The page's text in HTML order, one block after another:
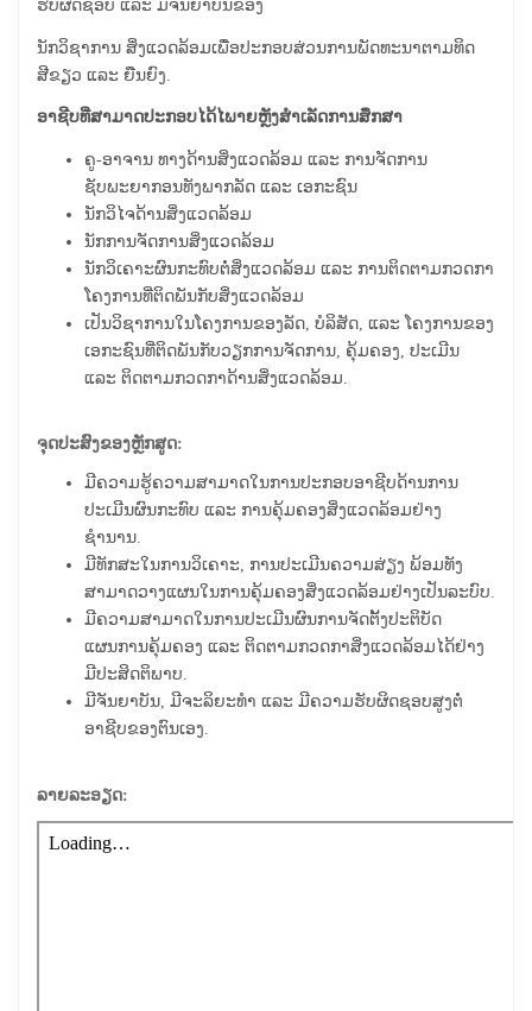
ຮັບຜິດຊອບ ແລະ ມີຈັນຍາບັນຂອງ
ນັກວິຊາການ ສິ່ງແວດລ້ອມເພື່ອປະກອບສ່ວນການພັດທະນາຕາມທິດ
ສີຂຽວ ແລະ ຍືນຍົງ.
ອາຊີບທີ່ສາມາດປະກອບໄດ້ໄພາຍຫຼັງສຳເລັດການສຶກສາ
ຄູ-ອາຈານ ທາງດ້ານສິ່ງແວດລ້ອມ ແລະ ການຈັດການ
ຊັບພະຍາກອນທັງພາກລັດ ແລະ ເອກະຊົນ
ນັກວິໄຈດ້ານສິ່ງແວດລ້ອມ
ນັກການຈັດການສິ່ງແວດລ້ອມ
ນັກວິເຄາະຜົນກະທົບຕໍ່ສິ່ງແວດລ້ອມ ແລະ ການຕິດຕາມກວດກາ
ໂຄງການທີ່ຕິດພັນກັບສິ່ງແວດລ້ອມ
ເປັນວິຊາການໃນໂຄງການຂອງລັດ, ບໍລິສັດ, ແລະ ໂຄງການຂອງ
ເອກະຊົນທີ່ຕິດພັນກັບວຽກການຈັດການ, ຄຸ້ມຄອງ, ປະເມີນ
ແລະ ຕິດຕາມກວດກາດ້ານສິ່ງແວດລ້ອມ.
ຈຸດປະສົງຂອງຫຼັກສູດ:
ມີຄວາມຮູ້ຄວາມສາມາດໃນການປະກອບອາຊີບດ້ານການ
ປະເມີນຜົນກະທົບ ແລະ ການຄຸ້ມຄອງສິ່ງແວດລ້ອມຢ່າງ
ຊຳນານ.
ມີທັກສະໃນການວິເຄາະ, ການປະເມີນຄວາມສ່ຽງ ພ້ອມທັງ
ສາມາດວາງແຜນໃນການຄຸ້ມຄອງສິ່ງແວດລ້ອມຢ່າງເປັນລະບົບ.
ມີຄວາມສາມາດໃນການປະເມີນຜົນການຈັດຕັ້ງປະຕິບັດ
ແຜນການຄຸ້ມຄອງ ແລະ ຕິດຕາມກວດກາສິ່ງແວດລ້ອມໄດ້ຢ່າງ
ມີປະສິດຕິພາບ.
ມີຈັນຍາບັນ, ມີຈະລິຍະທຳ ແລະ ມີຄວາມຮັບຜິດຊອບສູງຕໍ່
ອາຊີບຂອງຕົນເອງ.
ລາຍລະອຽດ: